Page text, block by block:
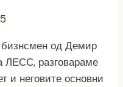
од Демир
ЛЕСС, разговараме
и неговите основни